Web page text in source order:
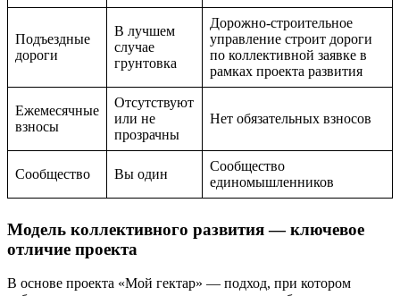
Подъездные
дороги
В лучшем
случае
грунтовка
Дорожно-строительное
управление строит дороги
по коллективной заявке в
рамках проекта развития
Ежемесячные
взносы
Отсутствуют
или не
прозрачны
Нет обязательных взносов
Сообщество Вы один
Сообщество
единомышленников
Модель коллективного развития — ключевое
отличие проекта
В основе проекта «Мой гектар» — подход, при котором